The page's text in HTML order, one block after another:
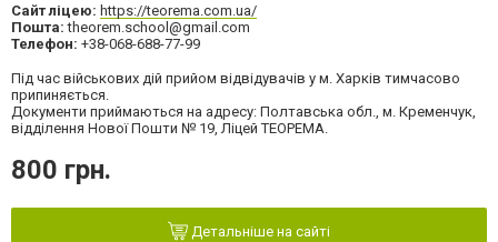
Сайт ліцею: https://teorema.com.ua/
Пошта: theorem.school@gmail.com
Телефон: +38-068-688-77-99
Під час військових дій прийом відвідувачів у м. Харків тимчасово
припиняється.
Документи приймаються на адресу: Полтавська обл., м. Кременчук,
відділення Нової Пошти № 19, Ліцей ТЕОРЕМА.
800 грн.
Детальніше на сайті